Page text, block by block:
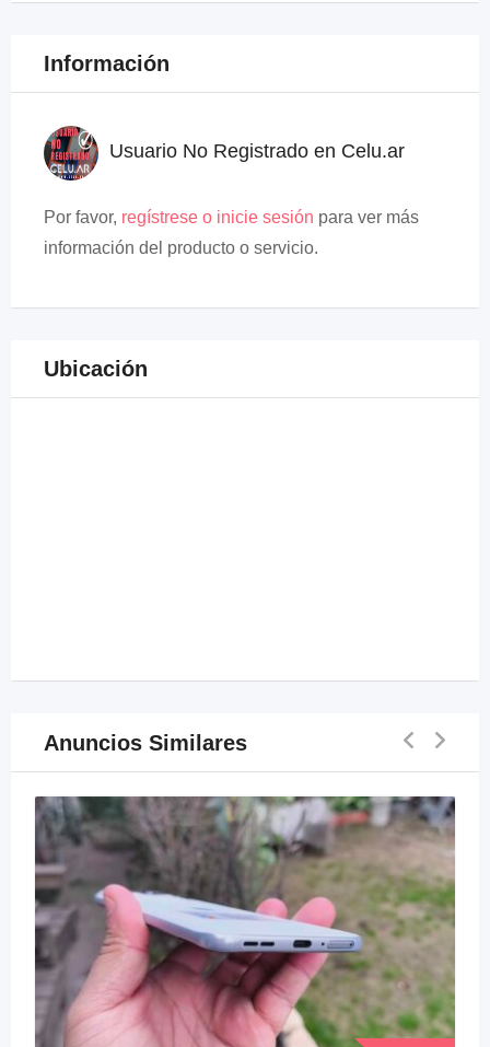
Información
Usuario No Registrado en Celu.ar
Por favor, regístrese o inicie sesión para ver más
información del producto o servicio.
Ubicación
Anuncios Similares